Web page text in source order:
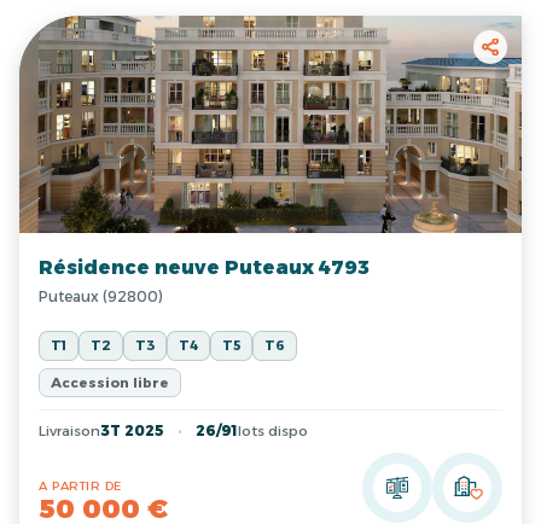
Résidence neuve Puteaux 4793
Puteaux (92800)
T1 T2 T3 T4 T5 T6
Accession libre
Livraison3T 2025 26/91 lots dispo
A PARTIR DE
50 000 €